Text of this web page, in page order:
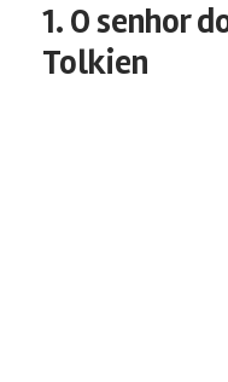
1. O senhor
Tolkien